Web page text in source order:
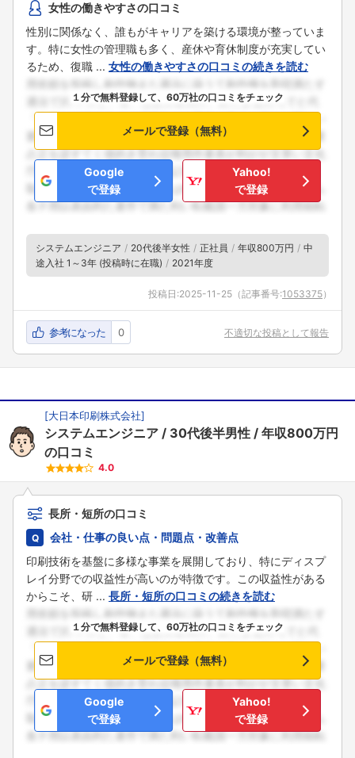
女性の働きやすさの口コミ
性別に関係なく、誰もがキャリアを築ける環境が整っていま
す。特に女性の管理職も多く、産休や育休制度が充実してい
るため、復職 ... 女性の働きやすさの口コミの続きを読む
１分で無料登録して、60万社の口コミをチェック
メールで登録（無料）
Google
で登録
Yahoo!
で登録
システムエンジニア 20代後半女性 正社員 年収800万円
中
途入社 1～3年 (投稿時に在職)
2021年度
投稿日:2025-11-25 （記事番号:1053375）
参考になった 0 不適切な投稿として報告
[大日本印刷株式会社]
システムエンジニア 30代後半男性
年収800万円
の口コミ
4.0
長所・短所の口コミ
会社・仕事の良い点・問題点・改善点
印刷技術を基盤に多様な事業を展開しており、特にディスプ
レイ分野での収益性が高いのが特徴です。この収益性がある
からこそ、研 ... 長所・短所の口コミの続きを読む
１分で無料登録して、60万社の口コミをチェック
メールで登録（無料）
Google
で登録
Yahoo!
で登録